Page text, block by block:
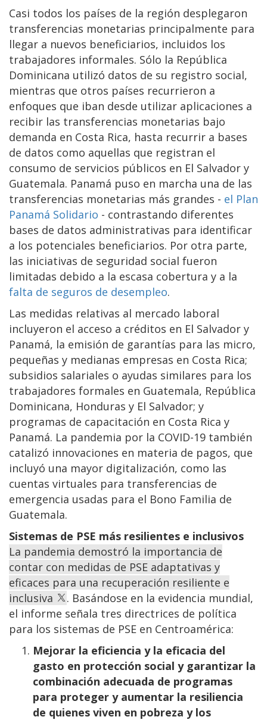
Casi todos los países de la región desplegaron
transferencias monetarias principalmente para
llegar a nuevos beneficiarios, incluidos los
trabajadores informales. Sólo la República
Dominicana utilizó datos de su registro social,
mientras que otros países recurrieron a
enfoques que iban desde utilizar aplicaciones a
recibir las transferencias monetarias bajo
demanda en Costa Rica, hasta recurrir a bases
de datos como aquellas que registran el
consumo de servicios públicos en El Salvador y
Guatemala. Panamá puso en marcha una de las
transferencias monetarias más grandes - el Plan
Panamá Solidario - contrastando diferentes
bases de datos administrativas para identificar
a los potenciales beneficiarios. Por otra parte,
las iniciativas de seguridad social fueron
limitadas debido a la escasa cobertura y a la
falta de seguros de desempleo.
Las medidas relativas al mercado laboral
incluyeron el acceso a créditos en El Salvador y
Panamá, la emisión de garantías para las micro,
pequeñas y medianas empresas en Costa Rica;
subsidios salariales o ayudas similares para los
trabajadores formales en Guatemala, República
Dominicana, Honduras y El Salvador; y
programas de capacitación en Costa Rica y
Panamá. La pandemia por la COVID-19 también
catalizó innovaciones en materia de pagos, que
incluyó una mayor digitalización, como las
cuentas virtuales para transferencias de
emergencia usadas para el Bono Familia de
Guatemala.
Sistemas de PSE más resilientes e inclusivos
La pandemia demostró la importancia de
contar con medidas de PSE adaptativas y
eficaces para una recuperación resiliente e
inclusiva
. Basándose en la evidencia mundial,
el informe señala tres directrices de política
para los sistemas de PSE en Centroamérica:
Mejorar la eficiencia y la eficacia del
gasto en protección social y garantizar la
combinación adecuada de programas
para proteger y aumentar la resiliencia
de quienes viven en pobreza y los